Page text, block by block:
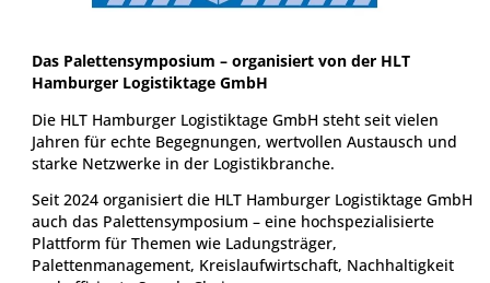
Das Palettensymposium – organisiert von der HLT
Hamburger Logistiktage GmbH
Die HLT Hamburger Logistiktage GmbH steht seit vielen
Jahren für echte Begegnungen, wertvollen Austausch und
starke Netzwerke in der Logistikbranche.
Seit 2024 organisiert die HLT Hamburger Logistiktage GmbH
auch das Palettensymposium – eine hochspezialisierte
Plattform für Themen wie Ladungsträger,
Palettenmanagement, Kreislaufwirtschaft, Nachhaltigkeit